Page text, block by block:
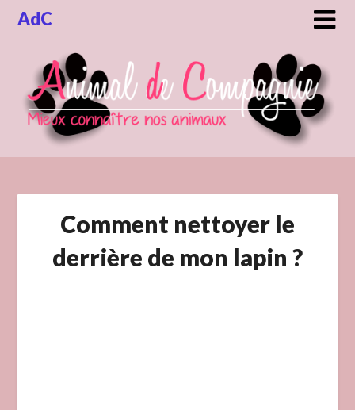
SkipAdC
Comment nettoyer le
derrière de mon lapin ?